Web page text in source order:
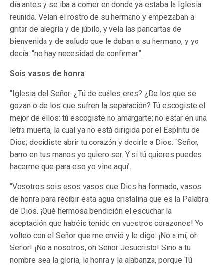
día antes y se iba a comer en donde ya estaba la Iglesia
reunida. Veían el rostro de su hermano y empezaban a
gritar de alegría y de júbilo, y veía las pancartas de
bienvenida y de saludo que le daban a su hermano, y yo
decía: “no hay necesidad de confirmar”.
Sois vasos de honra
“Iglesia del Señor: ¿Tú de cuáles eres? ¿De los que se
gozan o de los que sufren la separación? Tú escogiste el
mejor de ellos: tú escogiste no amargarte; no estar en una
letra muerta, la cual ya no está dirigida por el Espíritu de
Dios; decidiste abrir tu corazón y decirle a Dios: ´Señor,
barro en tus manos yo quiero ser. Y si tú quieres puedes
hacerme que para eso yo vine aquí’.
“Vosotros sois esos vasos que Dios ha formado, vasos
de honra para recibir esta agua cristalina que es la Palabra
de Dios. ¡Qué hermosa bendición el escuchar la
aceptación que habéis tenido en vuestros corazones! Yo
volteo con el Señor que me envió y le digo: ¡No a mí, oh
Señor! ¡No a nosotros, oh Señor Jesucristo! Sino a tu
nombre sea la gloria, la honra y la alabanza, porque Tú